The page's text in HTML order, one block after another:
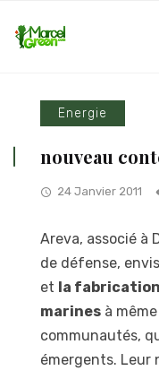
Energie
nouveau
24 Janvier 2011
Areva, associé à
de défense,
et la
marines à
communautés,
émergents. Leur